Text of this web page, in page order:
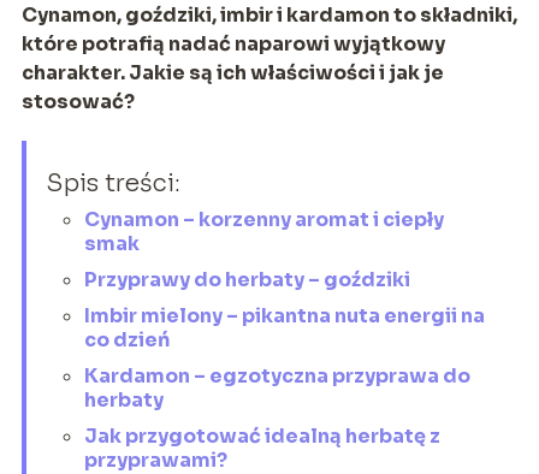
Cynamon, goździki, imbir i kardamon to składniki,
które potrafią nadać naparowi wyjątkowy
charakter. Jakie są ich właściwości i jak je
stosować?
Spis treści:
Cynamon – korzenny aromat i ciepły
smak
Przyprawy do herbaty – goździki
Imbir mielony – pikantna nuta energii na
co dzień
Kardamon – egzotyczna przyprawa do
herbaty
Jak przygotować idealną herbatę z
przyprawami?